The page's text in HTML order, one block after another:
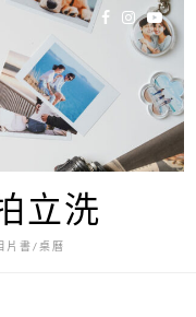
立洗
片書/桌曆